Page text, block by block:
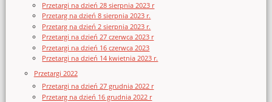
Przetargi na dzień 28 sierpnia 2023 r
Przetarg na dzień 8 sierpnia 2023 r.
Przetarg na dzień 2 sierpnia 2023 r.
Przetargi na dzień 27 czerwca 2023 r
Przetargi na dzień 16 czerwca 2023
Przetargi na dzień 14 kwietnia 2023 r.
Przetargi 2022
Przetargi na dzień 27 grudnia 2022 r
Przetarg na dzień 16 grudnia 2022 r